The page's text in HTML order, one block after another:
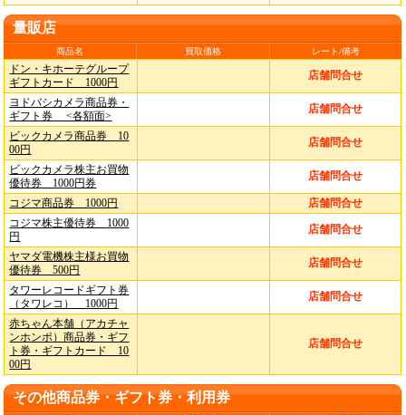
量販店
商品名 買取価格 レート/備考
ドン・キホーテグループ
ギフトカード 1000円
店舗問合せ
ヨドバシカメラ商品券・
ギフト券 <各額面>
店舗問合せ
ビックカメラ商品券 10
00円
店舗問合せ
ビックカメラ株主お買物
優待券 1000円券
店舗問合せ
コジマ商品券 1000円
店舗問合せ
コジマ株主優待券 1000
円
店舗問合せ
ヤマダ電機株主様お買物
優待券 500円
店舗問合せ
タワーレコードギフト券
（タワレコ） 1000円
店舗問合せ
赤ちゃん本舗（アカチャ
ンホンポ）商品券・ギフ
ト券・ギフトカード 10
00円
店舗問合せ
その他商品券・ギフト券・利用券